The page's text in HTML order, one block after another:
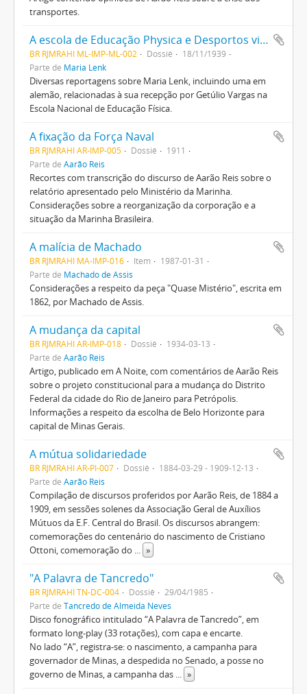
transportes.
A escola de Educação Physica e Desportos visita o presidente Vargas.
BR RJMRAHI ML-IMP-ML-002 Dossiê
18/11/1939
Parte de Maria Lenk
Diversas reportagens sobre Maria Lenk, incluindo uma em
alemão, relacionadas à sua recepção por Getúlio Vargas na
Escola Nacional de Educação Física.
A fixação da Força Naval
BR RJMRAHI AR-IMP-005 Dossiê
1911
Parte de Aarão Reis
Recortes com transcrição do discurso de Aarão Reis sobre o
relatório apresentado pelo Ministério da Marinha.
Considerações sobre a reorganização da corporação e a
situação da Marinha Brasileira.
A malícia de Machado
BR RJMRAHI MA-IMP-016 Item
1987-01-31
Parte de Machado de Assis
Considerações a respeito da peça "Quase Mistério", escrita em
1862, por Machado de Assis.
A mudança da capital
BR RJMRAHI AR-IMP-018 Dossiê
1934-03-13
Parte de Aarão Reis
Artigo, publicado em A Noite, com comentários de Aarão Reis
sobre o projeto constitucional para a mudança do Distrito
Federal da cidade do Rio de Janeiro para Petrópolis.
Informações a respeito da escolha de Belo Horizonte para
capital de Minas Gerais.
A mútua solidariedade
BR RJMRAHI AR-PI-007 Dossiê
1884-03-29 - 1909-12-13
Parte de Aarão Reis
Compilação de discursos proferidos por Aarão Reis, de 1884 a
1909, em sessões solenes da Associação Geral de Auxílios
Mútuos da E.F. Central do Brasil. Os discursos abrangem:
comemorações do centenário do nascimento de Cristiano
Ottoni, comemoração do ... »
"A Palavra de Tancredo"
BR RJMRAHI TN-DC-004 Dossiê
29/04/1985
Parte de Tancredo de Almeida Neves
Disco fonográfico intitulado “A Palavra de Tancredo”, em
formato long-play (33 rotações), com capa e encarte.
No lado “A”, registra-se: o nascimento, a campanha para
governador de Minas, a despedida no Senado, a posse no
governo de Minas, a campanha das ... »